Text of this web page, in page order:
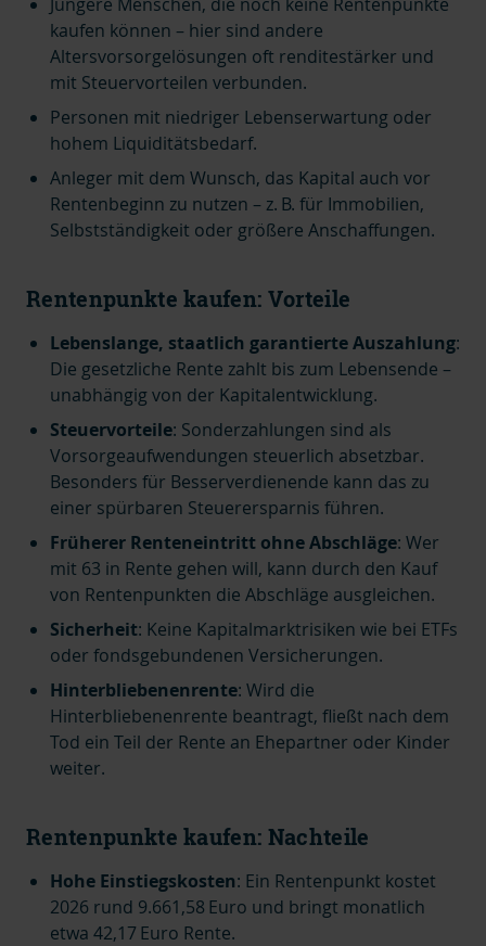
kaufen können – hier sind andere
Altersvorsorgelösungen oft renditestärker und
mit Steuervorteilen verbunden.
Personen mit niedriger Lebenserwartung oder
hohem Liquiditätsbedarf.
Anleger mit dem Wunsch, das Kapital auch vor
Rentenbeginn zu nutzen – z. B. für Immobilien,
Selbstständigkeit oder größere Anschaffungen.
Rentenpunkte kaufen: Vorteile
Lebenslange, staatlich garantierte Auszahlung:
Die gesetzliche Rente zahlt bis zum Lebensende –
unabhängig von der Kapitalentwicklung.
Steuervorteile: Sonderzahlungen sind als
Vorsorgeaufwendungen steuerlich absetzbar.
Besonders für Besserverdienende kann das zu
einer spürbaren Steuerersparnis führen.
Früherer Renteneintritt ohne Abschläge: Wer
mit 63 in Rente gehen will, kann durch den Kauf
von Rentenpunkten die Abschläge ausgleichen.
Sicherheit: Keine Kapitalmarktrisiken wie bei ETFs
oder fondsgebundenen Versicherungen.
Hinterbliebenenrente: Wird die
Hinterbliebenenrente beantragt, fließt nach dem
Tod ein Teil der Rente an Ehepartner oder Kinder
weiter.
Rentenpunkte kaufen: Nachteile
Hohe Einstiegskosten: Ein Rentenpunkt kostet
2026 rund 9.661,58 Euro und bringt monatlich
etwa 42,17 Euro Rente.